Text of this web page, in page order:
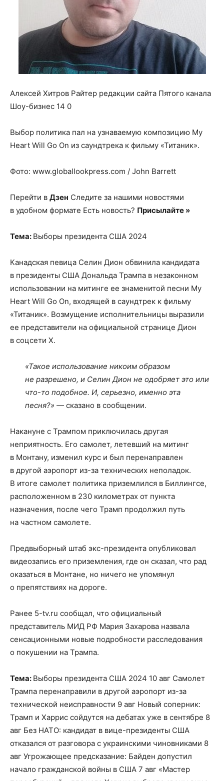
Алексей Хитров Райтер редакции сайта Пятого канала
Шоу-бизнес 14 0
Выбор политика пал на узнаваемую композицию My
Heart Will Go On из саундтрека к фильму «Титаник».
Фото: www.globallookpress.com / John Barrett
Перейти в Дзен Следите за нашими новостями
в удобном формате Есть новость? Присылайте »
Тема: Выборы президента США 2024
Канадская певица Селин Дион обвинила кандидата
в президенты США Дональда Трампа в незаконном
использовании на митинге ее знаменитой песни My
Heart Will Go On, входящей в саундтрек к фильму
«Титаник». Возмущение исполнительницы выразили
ее представители на официальной странице Дион
в соцсети Х.
«Такое использование никоим образом
не разрешено, и Селин Дион не одобряет это или
что-то подобное. И, серьезно, именно эта
песня?» — сказано в сообщении.
Накануне с Трампом приключилась другая
неприятность. Его самолет, летевший на митинг
в Монтану, изменил курс и был перенаправлен
в другой аэропорт из-за технических неполадок.
В итоге самолет политика приземлился в Биллингсе,
расположенном в 230 километрах от пункта
назначения, после чего Трамп продолжил путь
на частном самолете.
Предвыборный штаб экс-президента опубликовал
видеозапись его приземления, где он сказал, что рад
оказаться в Монтане, но ничего не упомянул
о препятствиях на дороге.
Ранее 5-tv.ru сообщал, что официальный
представитель МИД РФ Мария Захарова назвала
сенсационными новые подробности расследования
о покушении на Трампа.
Тема: Выборы президента США 2024 10 авг Самолет
Трампа перенаправили в другой аэропорт из-за
технической неисправности 9 авг Новый соперник:
Трамп и Харрис сойдутся на дебатах уже в сентябре 8
авг Без НАТО: кандидат в вице-президенты США
отказался от разговора с украинскими чиновниками 8
авг Угрожающее предсказание: Байден допустил
начало гражданской войны в США 7 авг «Мастер